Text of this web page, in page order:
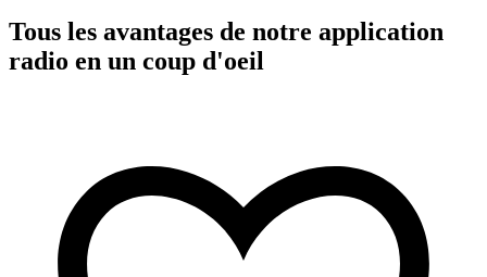
Tous les avantages de notre application
radio en un coup d'oeil